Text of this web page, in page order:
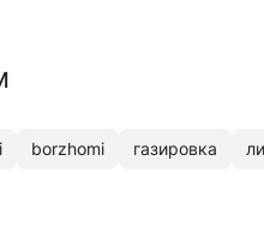
borzhomi газировка